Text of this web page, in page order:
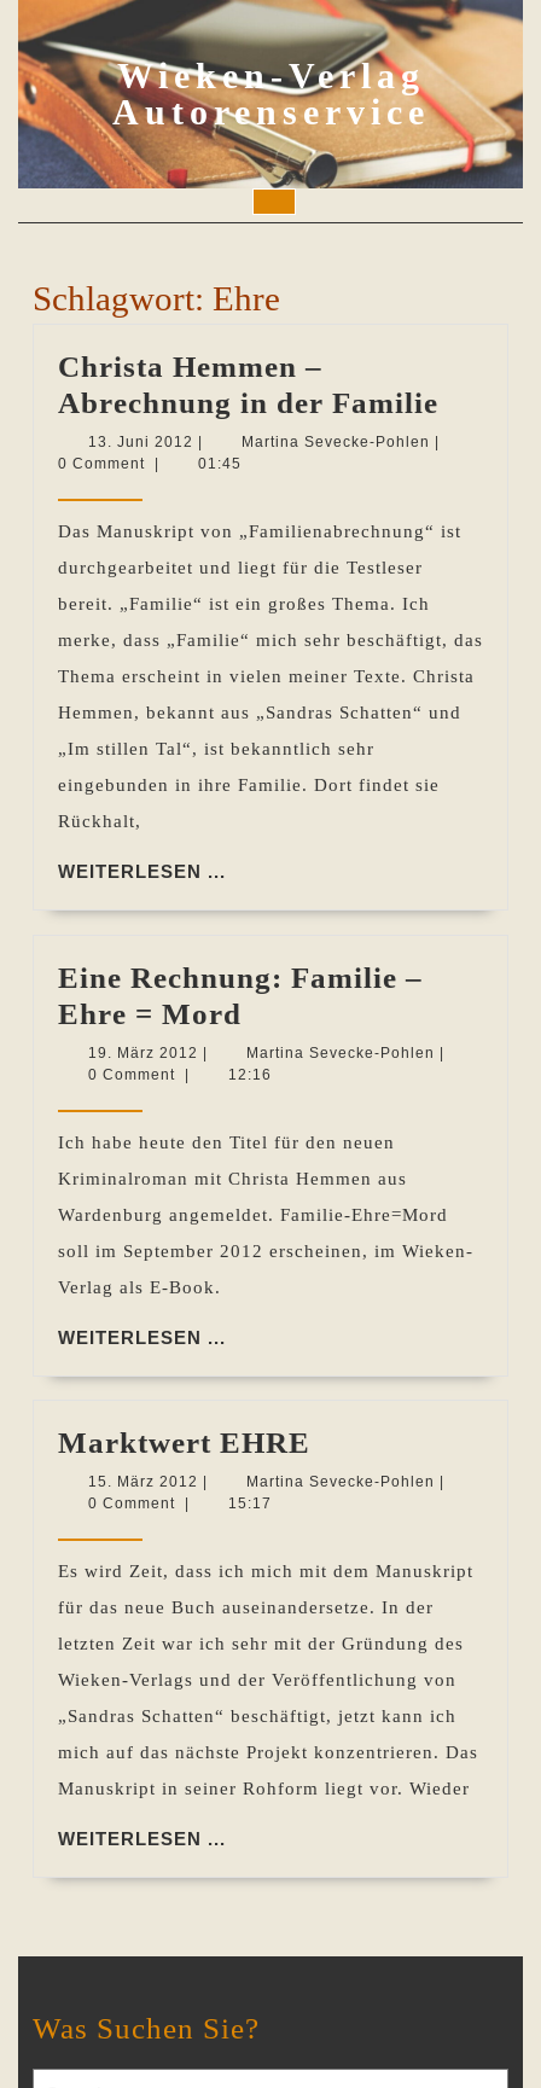
to
content
Wieken-Verlag
Autorenservice
Button
Schlagwort: Ehre
Christa Hemmen –
Abrechnung in der Familie
in
13. Juni 2012 13.
Juni
Martina Sevecke-Pohlen Martina
0 Comment
01:45
Das Manuskript von „Familienabrechnung“ ist
durchgearbeitet und liegt für die Testleser
bereit. „Familie“ ist ein großes Thema. Ich
merke, dass „Familie“ mich sehr beschäftigt, das
Thema erscheint in vielen meiner Texte. Christa
Hemmen, bekannt aus „Sandras Schatten“ und
„Im stillen Tal“, ist bekanntlich sehr
eingebunden in ihre Familie. Dort findet sie
Rückhalt,
WEITERLESEN ...
Eine Rechnung: Familie –
Ehre = Mord
Rechnung:
Familie
Ehre
=
Mord
19. März 2012 19.
März
| Martina Sevecke-Pohlen Martina
|
0 Comment
| 12:16
Ich habe heute den Titel für den neuen
Kriminalroman mit Christa Hemmen aus
Wardenburg angemeldet. Familie-Ehre=Mord
soll im September 2012 erscheinen, im Wieken-
Verlag als E-Book.
WEITERLESEN ...
Marktwert EHRE
EHRE
15. März 2012 15.
März
Martina Sevecke-Pohlen Martina
0 Comment
15:17
Es wird Zeit, dass ich mich mit dem Manuskript
für das neue Buch auseinandersetze. In der
letzten Zeit war ich sehr mit der Gründung des
Wieken-Verlags und der Veröffentlichung von
„Sandras Schatten“ beschäftigt, jetzt kann ich
mich auf das nächste Projekt konzentrieren. Das
Manuskript in seiner Rohform liegt vor. Wieder
WEITERLESEN ...
Was Suchen Sie?